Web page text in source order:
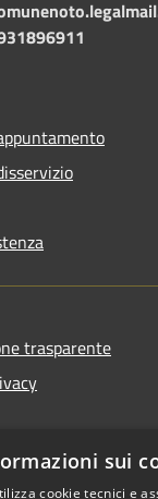
trasparente
accessibilitàsui
cookie tecnici e